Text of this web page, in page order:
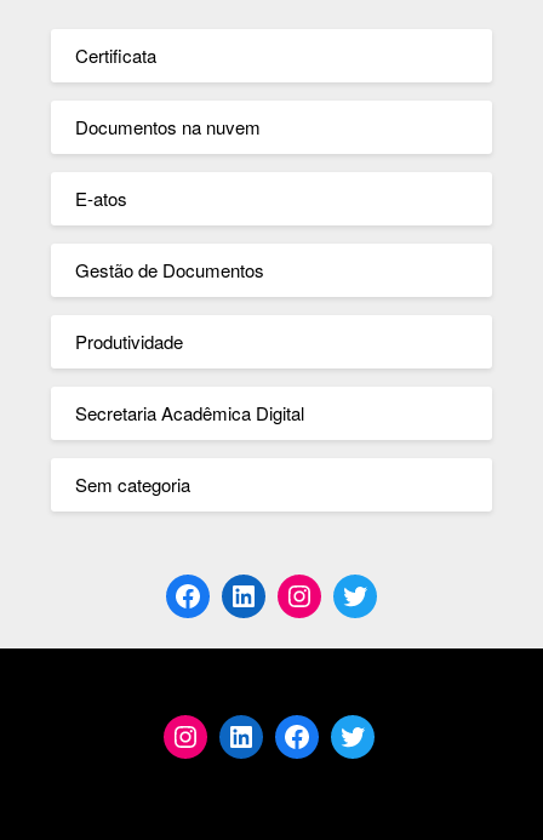
Certificata
Documentos na nuvem
E-atos
Gestão de Documentos
Produtividade
Secretaria Acadêmica Digital
Sem categoria